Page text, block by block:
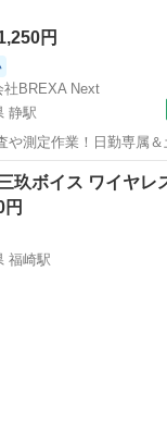
円
社BREXA Next
静駅
や測定作業！日勤専属
内作業★マイカー通勤
制度あり！《茨城県常陸
製造工...
静駅 その他
玖ボイス ワイヤレ
円
福崎駅